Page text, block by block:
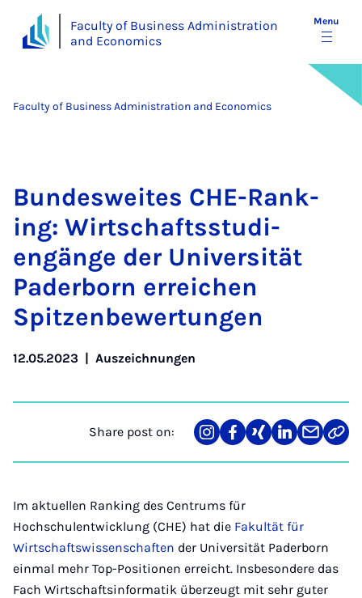
Faculty of Business Administration
and Economics
Menu
Faculty of Business Administration and Economics
Bundes­weites CHE-Rank­
ing: Wirtschaftsstud­i­
engänge der Uni­versität
Pader­born er­reichen
Spitzen­be­w­er­tun­gen
12.05.2023 | Auszeichnungen
Share post on:
Share
on
Teilen
auf
Teilen
auf
Teilen
auf
Teilen
über
Link
Im aktuellen Ranking des Centrums für
Hochschulentwicklung (CHE) hat die Fakultät für
Wirtschaftswissenschaften der Universität Paderborn
einmal mehr Top-Positionen erreicht. Insbesondere das
Fach Wirtschaftsinformatik überzeugt mit sehr guter